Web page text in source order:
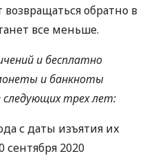
обратно в
все меньше.
и бесплатно
и банкноты
следующих трех лет:
с даты изъятия их
сентября 2020